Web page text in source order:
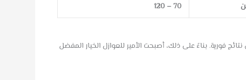
70 – 120
بناءً على ذلك، أصبحت الأمير للعوازل الخيار المفضل